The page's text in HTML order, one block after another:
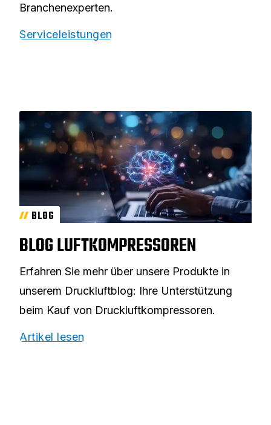
Branchenexperten.
Serviceleistungen
BLOG
BLOG LUFTKOMPRESSOREN
Erfahren Sie mehr über unsere Produkte in
unserem Druckluftblog: Ihre Unterstützung
beim Kauf von Druckluftkompressoren.
Artikel lesen